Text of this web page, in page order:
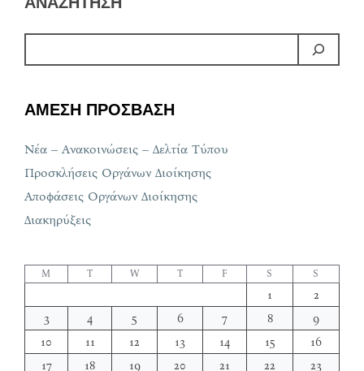
ΑΜΕΣΗ ΠΡΟΣΒΑΣΗ
Νέα – Ανακοινώσεις – Δελτία Τύπου
Προσκλήσεις Οργάνων Διοίκησης
Αποφάσεις Οργάνων Διοίκησης
Διακηρύξεις
M T W T F S S
1
2
3
4 5 6 7 8
9
10
11 12 13 14 15
16
17
18 19 20 21 22
23